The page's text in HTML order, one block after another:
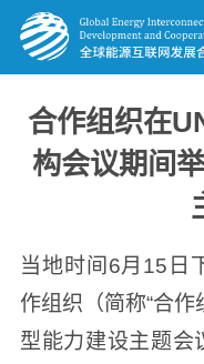
合作组织在
构会议期间
当地时间6月15日
作组织（简称“合
型能力建设主题会